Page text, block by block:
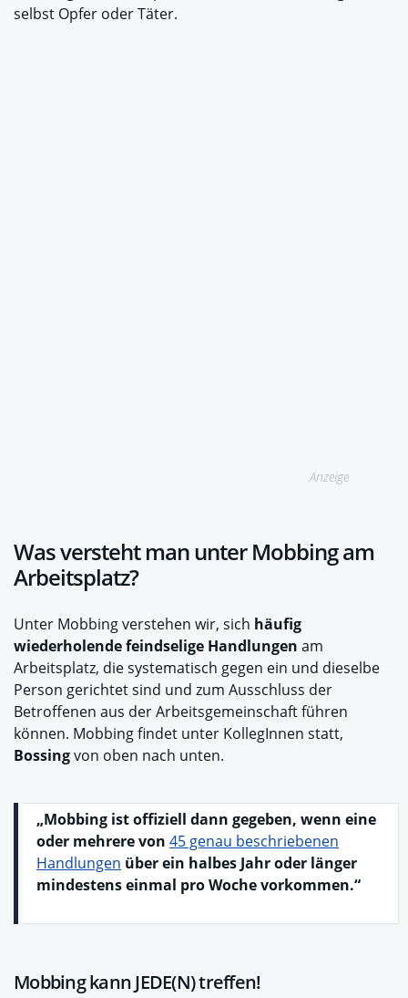
selbst Opfer oder Täter.
Anzeige
Was versteht man unter Mobbing am
Arbeitsplatz?
Unter Mobbing verstehen wir, sich häufig
wiederholende feindselige Handlungen am
Arbeitsplatz, die systematisch gegen ein und dieselbe
Person gerichtet sind und zum Ausschluss der
Betroffenen aus der Arbeitsgemeinschaft führen
können. Mobbing findet unter KollegInnen statt,
Bossingvon oben nach unten.
„Mobbing ist offiziell dann gegeben, wenn eine
oder mehrere von 45 genau beschriebenen
Handlungen über ein halbes Jahr oder länger
mindestens einmal pro Woche vorkommen.“
Mobbing kann JEDE(N) treffen!